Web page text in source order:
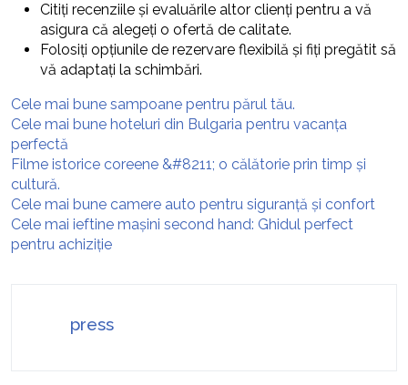
Citiți recenziile și evaluările altor clienți pentru a vă
asigura că alegeți o ofertă de calitate.
Folosiți opțiunile de rezervare flexibilă și fiți pregătit să
vă adaptați la schimbări.
Cele mai bune sampoane pentru părul tău.
Cele mai bune hoteluri din Bulgaria pentru vacanța
perfectă
Filme istorice coreene &#8211; o călătorie prin timp și
cultură.
Cele mai bune camere auto pentru siguranță și confort
Cele mai ieftine mașini second hand: Ghidul perfect
pentru achiziție
press